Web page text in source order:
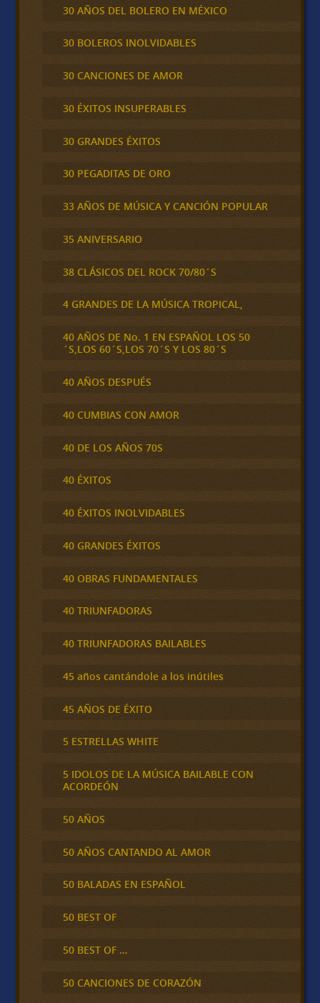
30 AÑOS DEL BOLERO EN MÉXICO
30 BOLEROS INOLVIDABLES
30 CANCIONES DE AMOR
30 ÉXITOS INSUPERABLES
30 GRANDES ÉXITOS
30 PEGADITAS DE ORO
33 AÑOS DE MÚSICA Y CANCIÓN POPULAR
35 ANIVERSARIO
38 CLÁSICOS DEL ROCK 70/80´S
4 GRANDES DE LA MÚSICA TROPICAL,
40 AÑOS DE No. 1 EN ESPAÑOL LOS 50
´S,LOS 60´S,LOS 70´S Y LOS 80´S
40 AÑOS DESPUÉS
40 CUMBIAS CON AMOR
40 DE LOS AÑOS 70S
40 ÉXITOS
40 ÉXITOS INOLVIDABLES
40 GRANDES ÉXITOS
40 OBRAS FUNDAMENTALES
40 TRIUNFADORAS
40 TRIUNFADORAS BAILABLES
45 años cantándole a los inútiles
45 AÑOS DE ÉXITO
5 ESTRELLAS WHITE
5 IDOLOS DE LA MÚSICA BAILABLE CON
ACORDEÓN
50 AÑOS
50 AÑOS CANTANDO AL AMOR
50 BALADAS EN ESPAÑOL
50 BEST OF
50 BEST OF …
50 CANCIONES DE CORAZÓN